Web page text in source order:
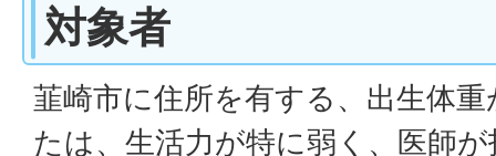
対象者
韮崎市に住所を有する、出生体
たは、生活力が特に弱く、医師